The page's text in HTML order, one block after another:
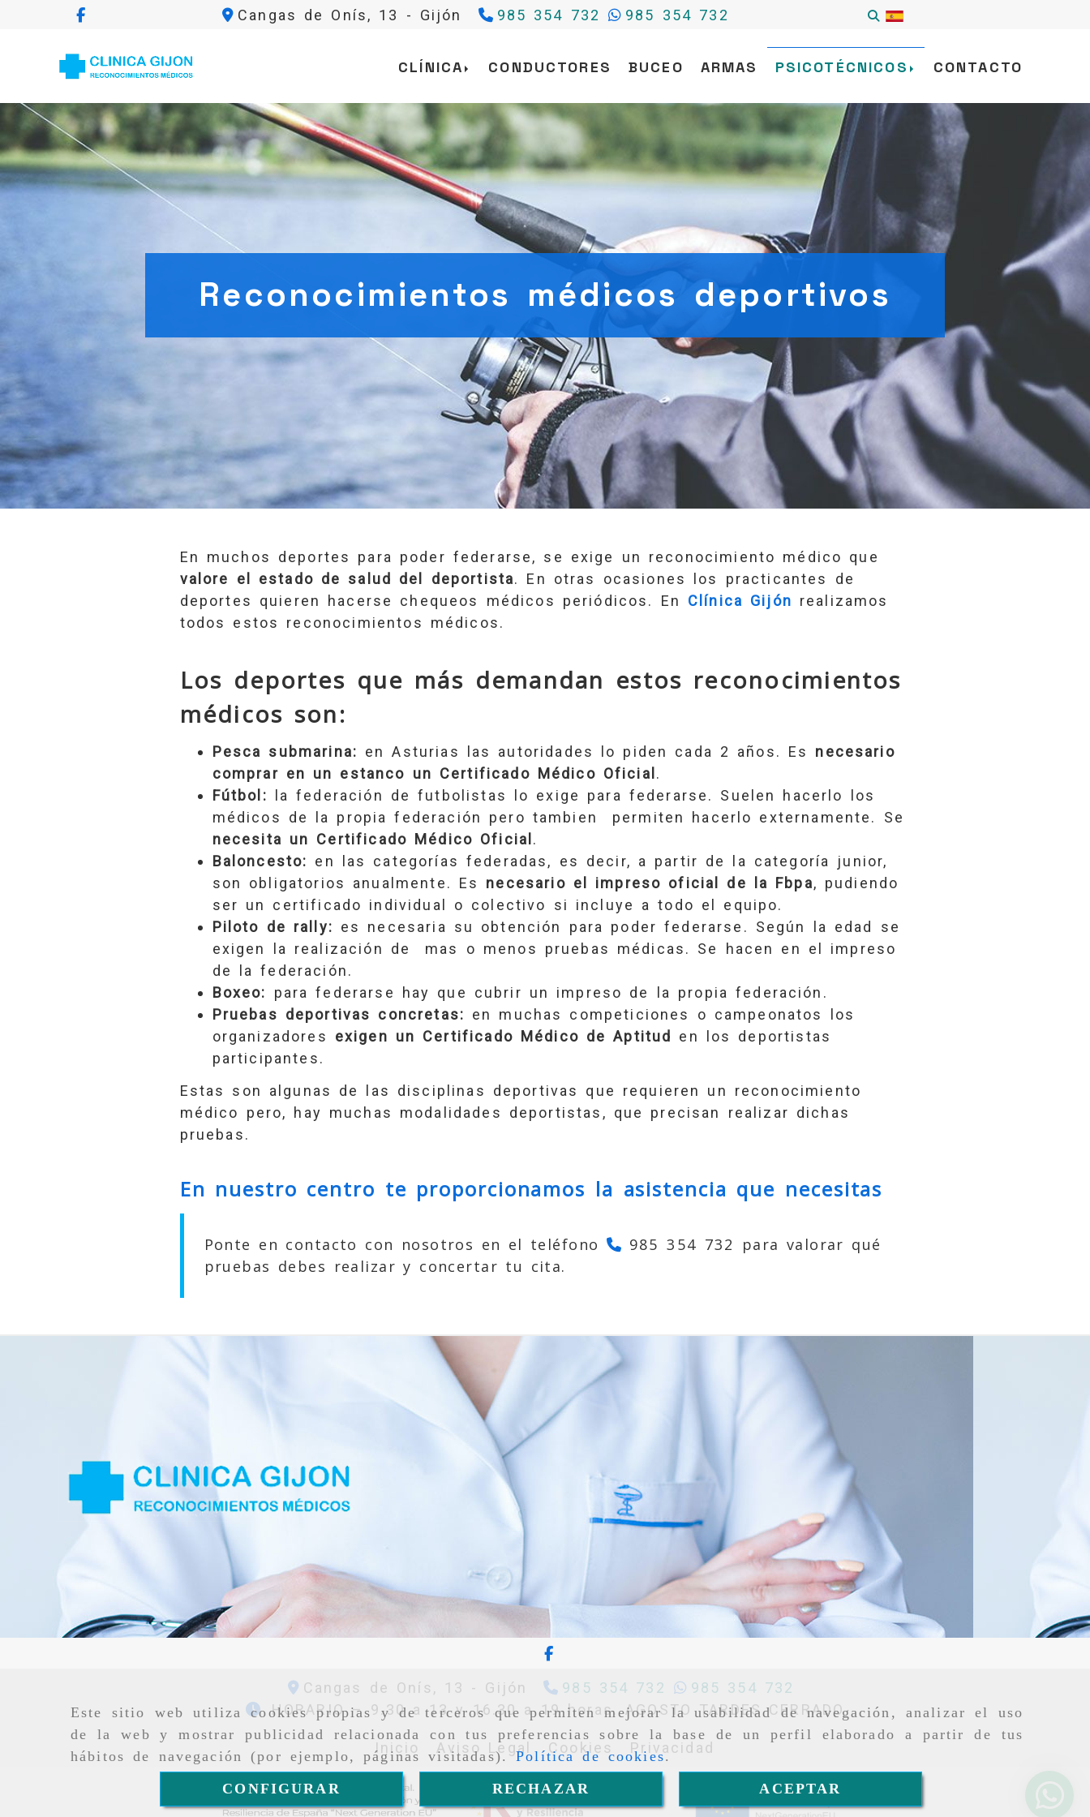
Este sitio web utiliza cookies propias y de terceros que permiten mejorar la usabilidad de navegación, analizar el uso
de la web y mostrar publicidad relacionada con tus preferencias sobre la base de un perfil elaborado a partir de tus
hábitos de navegación (por ejemplo, páginas visitadas).Política de cookies.
CONFIGURAR RECHAZAR ACEPTAR
Cangas de Onís, 13 - Gijón 985 354 732 985 354 732
CLÍNICA CONDUCTORES BUCEO ARMAS PSICOTÉCNICOS CONTACTO
Reconocimientos médicos deportivos
En muchos deportes para poder federarse, se exige un reconocimiento médico que
valore el estado de salud del deportista. En otras ocasiones los practicantes de
deportes quieren hacerse chequeos médicos periódicos. En Clínica Gijón realizamos
todos estos reconocimientos médicos.
Los deportes que más demandan estos reconocimientos
médicos son:
Pesca submarina: en Asturias las autoridades lo piden cada 2 años. Es necesario
comprar en un estanco un Certificado Médico Oficial .
Fútbol: la federación de futbolistas lo exige para federarse. Suelen hacerlo los
médicos de la propia federación pero tambien permiten hacerlo externamente. Se
necesita un Certificado Médico Oficial .
Baloncesto: en las categorías federadas, es decir, a partir de la categoría junior,
son obligatorios anualmente. Es necesario el impreso oficial de la Fbpa, pudiendo
ser un certificado individual o colectivo si incluye a todo el equipo.
Piloto de rally: es necesaria su obtención para poder federarse. Según la edad se
exigen la realización de mas o menos pruebas médicas. Se hacen en el impreso
de la federación.
Boxeo:
para federarse hay que cubrir un impreso de la propia federación.
Pruebas deportivas concretas: en muchas competiciones o campeonatos los
organizadores exigen un Certificado Médico de Aptitud en los deportistas
participantes.
Estas son algunas de las disciplinas deportivas que requieren un reconocimiento
médico pero, hay muchas modalidades deportistas, que precisan realizar dichas
pruebas.
En nuestro centro te proporcionamos la asistencia que necesitas
Ponte en contacto con nosotros en el teléfono 985 354 732
para valorar qué
pruebas debes realizar y concertar tu cita.
Cangas de Onís, 13 - Gijón 985 354 732
985 354 732
HORARIO – 9.30 a 13 y 16.30 a 19 horas. AGOSTO TARDES CERRADO
Inicio Aviso Legal Cookies Privacidad